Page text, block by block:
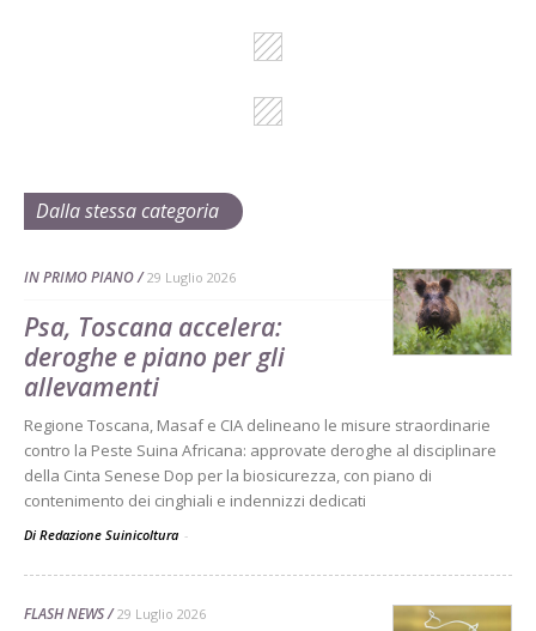
Dalla stessa categoria
IN PRIMO PIANO 29 Luglio 2026
Psa, Toscana accelera:
deroghe e piano per gli
allevamenti
Regione Toscana, Masaf e CIA delineano le misure straordinarie
contro la Peste Suina Africana: approvate deroghe al disciplinare
della Cinta Senese Dop per la biosicurezza, con piano di
contenimento dei cinghiali e indennizzi dedicati
Di Redazione Suinicoltura -
FLASH NEWS 29 Luglio 2026